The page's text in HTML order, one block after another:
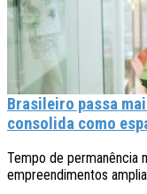
Brasileiro passa
consolida como
Tempo de permanência
empreendimentos